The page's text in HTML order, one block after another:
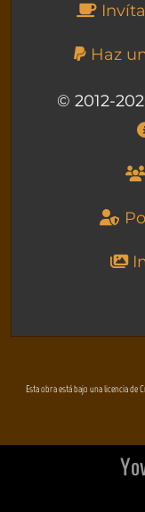
Haz
© 2012-
Esta obra está bajo una licencia